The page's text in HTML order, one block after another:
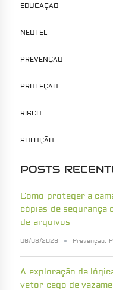
EDUCAÇÃO
NEOTEL
PREVENÇÃO
PROTEÇÃO
RISCO
SOLUÇÃO
POSTS
Como proteger a
cópias de
de arquivos
06/08/2026 Prevenção
A exploração da
vetor cego de